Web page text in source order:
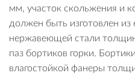
мм, участок скольжения и
должен быть изготовлен из
нержавеющей стали
паз бортиков горки.
влагостойкой фанеры